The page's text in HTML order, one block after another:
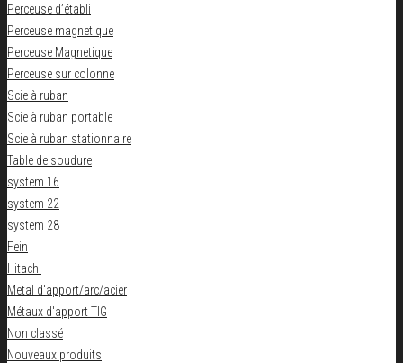
Perceuse d’établi
Perceuse magnetique
Perceuse Magnetique
Perceuse sur colonne
Scie à ruban
Scie à ruban portable
Scie à ruban stationnaire
Table de soudure
system 16
system 22
system 28
Fein
Hitachi
Metal d'apport/arc/acier
Métaux d'apport TIG
Non classé
Nouveaux produits